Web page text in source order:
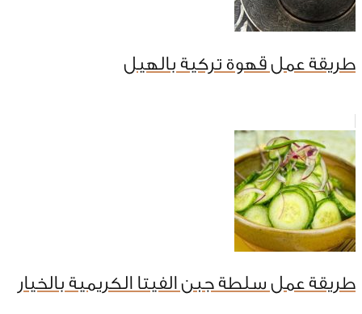
طريقة عمل قهوة تركية بالهيل
طريقة عمل سلطة جبن الفيتا الكريمية بالخيار